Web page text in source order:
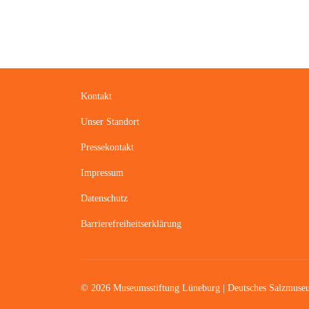
Kontakt
Unser Standort
Pressekontakt
Impressum
Datenschutz
Barrierefreiheitserklärung
© 2026 Museumsstiftung Lüneburg | Deutsches